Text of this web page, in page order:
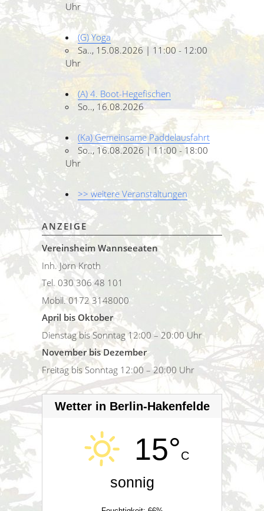
Uhr
(G) Yoga
Sa.., 15.08.2026 | 11:00 - 12:00
Uhr
(A) 4. Boot-Hegefischen
So.., 16.08.2026
(Ka) Gemeinsame Paddelausfahrt
So.., 16.08.2026 | 11:00 - 18:00
Uhr
>> weitere Veranstaltungen
ANZEIGE
Vereinsheim Wannseeaten
Inh. Jörn Kroth
Tel. 030 306 48 101
Mobil. 0172 3148000
April bis Oktober
Dienstag bis Sonntag 12:00 – 20:00 Uhr
November bis Dezember
Freitag bis Sonntag 12:00 – 20:00 Uhr
Wetter in Berlin-Hakenfelde
15°C
sonnig